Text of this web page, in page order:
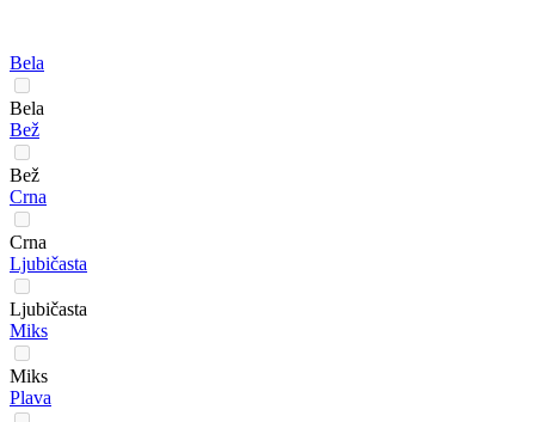
Bela
Bela
Bež
Bež
Crna
Crna
Ljubičasta
Ljubičasta
Miks
Miks
Plava